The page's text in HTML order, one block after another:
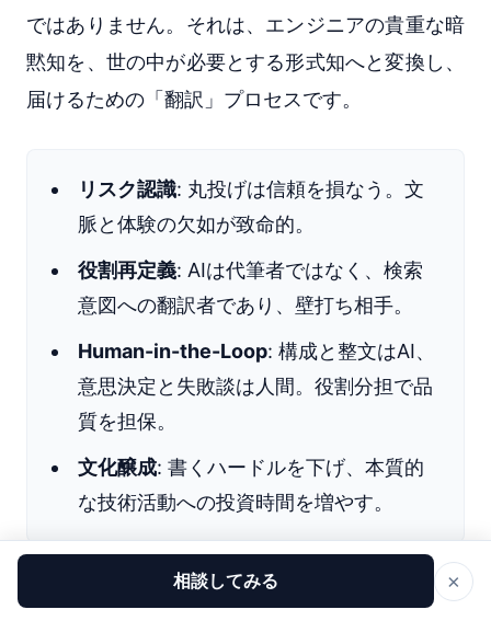
ではありません。それは、エンジニアの貴重な暗
黙知を、世の中が必要とする形式知へと変換し、
届けるための「翻訳」プロセスです。
リスク認識: 丸投げは信頼を損なう。文
脈と体験の欠如が致命的。
役割再定義: AIは代筆者ではなく、検索
意図への翻訳者であり、壁打ち相手。
Human-in-the-Loop: 構成と整文はAI、
意思決定と失敗談は人間。役割分担で品
質を担保。
文化醸成: 書くハードルを下げ、本質的
な技術活動への投資時間を増やす。
重要なのは、実際にこの「翻訳」のプロセスを体
相談してみる ×